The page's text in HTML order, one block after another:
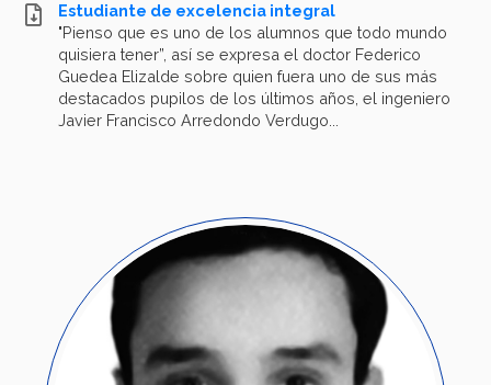
Estudiante de excelencia integral
"Pienso que es uno de los alumnos que todo mundo
quisiera tener”, así se expresa el doctor Federico
Guedea Elizalde sobre quien fuera uno de sus más
destacados pupilos de los últimos años, el ingeniero
Javier Francisco Arredondo Verdugo...